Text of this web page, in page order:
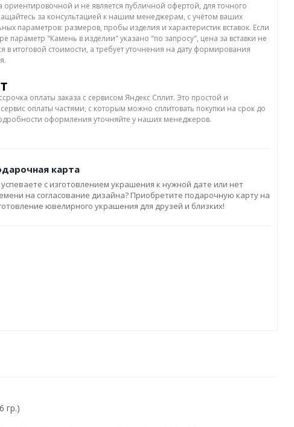
ориентировочной и не является публичной офертой, для точного
за консультацией к нашим менеджерам, с учётом ваших
параметров: размеров, пробы изделия и характеристик вставок. Если
параметр "Камень в изделии" указано "по запросу", цена за вставки не
в итоговой стоимости, а требует уточнения на дату формирования
оплаты заказа с сервисом Яндекс Сплит. Это простой и
оплаты частями, с которым можно сплитовать покупки на срок до
оформления уточняйте у наших менеджеров.
карта
с изготовлением украшения к нужной дате или нет
на согласование дизайна? Приобретите подарочную карту на
ювелирного украшения для друзей и близких!
гр.)